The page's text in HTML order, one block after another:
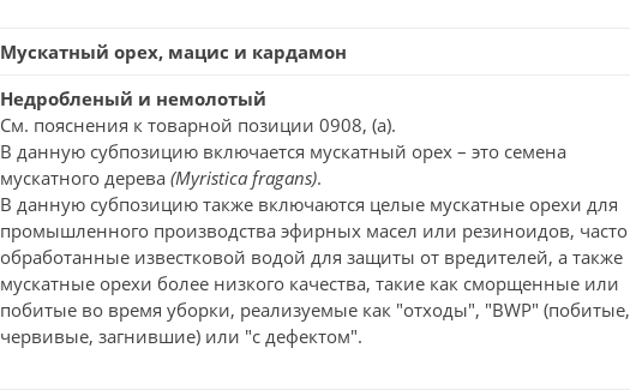
Мускатный орех, мацис и кардамон
Недробленый и немолотый
См. пояснения к товарной позиции 0908, (а).
В данную субпозицию включается мускатный орех – это семена
мускатного дерева (Myristica fragans).
В данную субпозицию также включаются целые мускатные орехи для
промышленного производства эфирных масел или резиноидов, часто
обработанные известковой водой для защиты от вредителей, а также
мускатные орехи более низкого качества, такие как сморщенные или
побитые во время уборки, реализуемые как "отходы", "BWP" (побитые,
червивые, загнившие) или "с дефектом".